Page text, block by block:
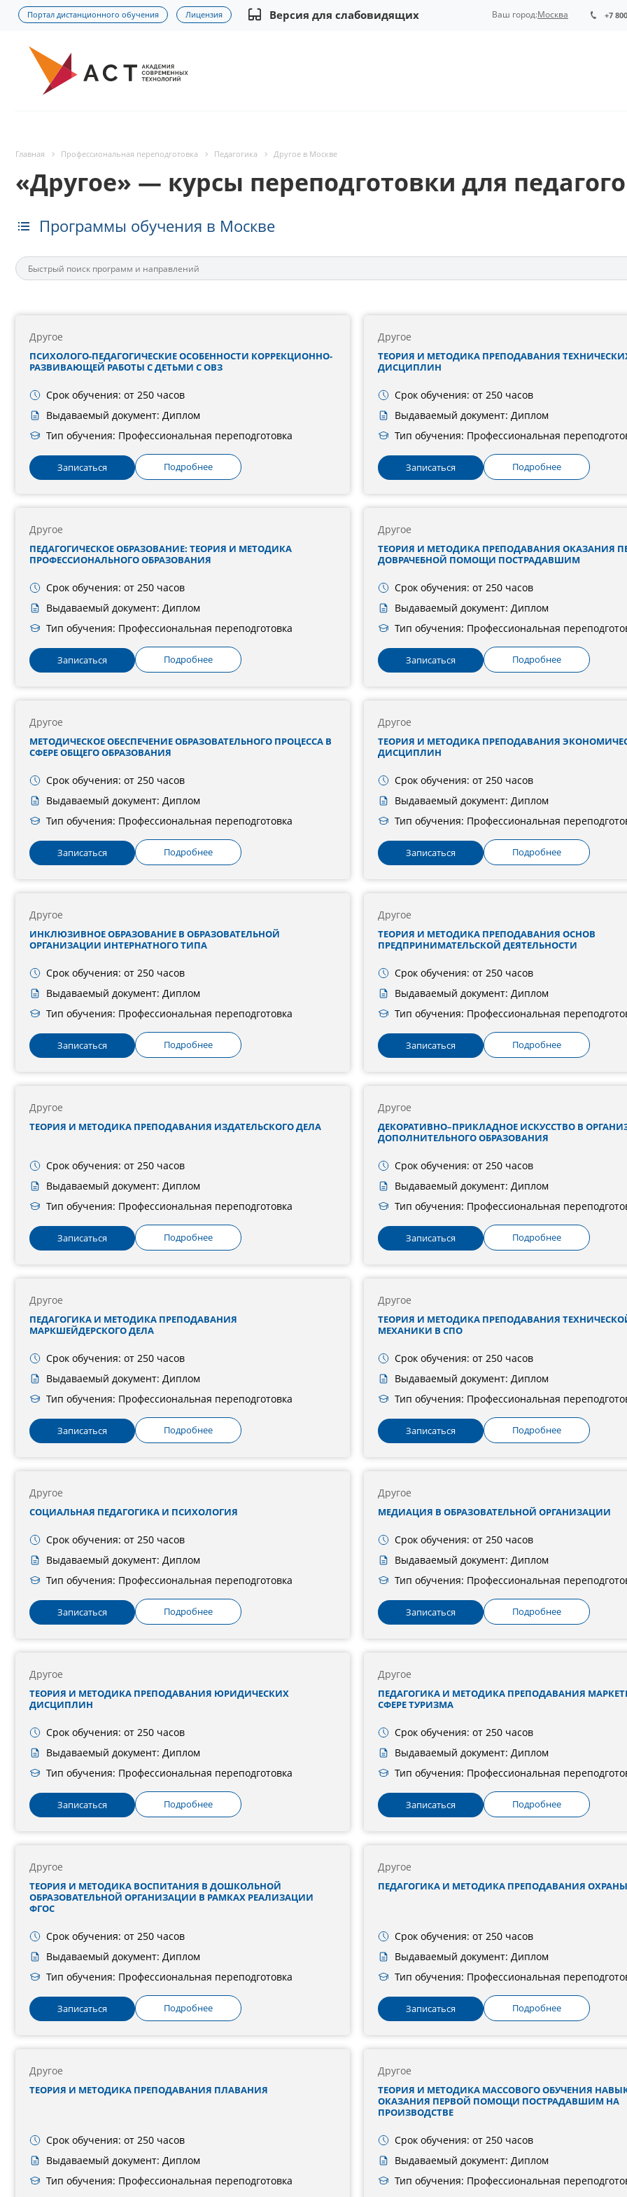
Портал дистанционного обучения Лицензия Версия для слабовидящих +7
Ваш город:Москва
Главная Профессиональная переподготовка Педагогика Другое в Москве
«Другое» — курсы переподготовки для
Программы обучения в Москве
Другое
ПСИХОЛОГО-ПЕДАГОГИЧЕСКИЕ ОСОБЕННОСТИ КОРРЕКЦИОННО-
РАЗВИВАЮЩЕЙ РАБОТЫ С ДЕТЬМИ С ОВЗ
Срок обучения: от 250 часов
Выдаваемый документ: Диплом
Тип обучения: Профессиональная переподготовка
Записаться Подробнее
Другое
ТЕОРИЯ И МЕТОДИКА ПРЕПОДАВАНИЯ
ДИСЦИПЛИН
Срок обучения: от 250 часов
Выдаваемый документ: Диплом
Тип обучения: Профессиональная
Записаться Подробнее
Другое
ПЕДАГОГИЧЕСКОЕ ОБРАЗОВАНИЕ: ТЕОРИЯ И МЕТОДИКА
ПРОФЕССИОНАЛЬНОГО ОБРАЗОВАНИЯ
Срок обучения: от 250 часов
Выдаваемый документ: Диплом
Тип обучения: Профессиональная переподготовка
Записаться Подробнее
Другое
ТЕОРИЯ И МЕТОДИКА ПРЕПОДАВАНИЯ ОКАЗАНИЯ
ДОВРАЧЕБНОЙ ПОМОЩИ ПОСТРАДАВШИМ
Срок обучения: от 250 часов
Выдаваемый документ: Диплом
Тип обучения: Профессиональная
Записаться Подробнее
Другое
МЕТОДИЧЕСКОЕ ОБЕСПЕЧЕНИЕ ОБРАЗОВАТЕЛЬНОГО ПРОЦЕССА В
СФЕРЕ ОБЩЕГО ОБРАЗОВАНИЯ
Срок обучения: от 250 часов
Выдаваемый документ: Диплом
Тип обучения: Профессиональная переподготовка
Записаться Подробнее
Другое
ТЕОРИЯ И МЕТОДИКА ПРЕПОДАВАНИЯ
ДИСЦИПЛИН
Срок обучения: от 250 часов
Выдаваемый документ: Диплом
Тип обучения: Профессиональная
Записаться Подробнее
Другое
ИНКЛЮЗИВНОЕ ОБРАЗОВАНИЕ В ОБРАЗОВАТЕЛЬНОЙ
ОРГАНИЗАЦИИ ИНТЕРНАТНОГО ТИПА
Срок обучения: от 250 часов
Выдаваемый документ: Диплом
Тип обучения: Профессиональная переподготовка
Записаться Подробнее
Другое
ТЕОРИЯ И МЕТОДИКА ПРЕПОДАВАНИЯ ОСНОВ
ПРЕДПРИНИМАТЕЛЬСКОЙ ДЕЯТЕЛЬНОСТИ
Срок обучения: от 250 часов
Выдаваемый документ: Диплом
Тип обучения: Профессиональная
Записаться Подробнее
Другое
ТЕОРИЯ И МЕТОДИКА ПРЕПОДАВАНИЯ ИЗДАТЕЛЬСКОГО ДЕЛА
Срок обучения: от 250 часов
Выдаваемый документ: Диплом
Тип обучения: Профессиональная переподготовка
Записаться Подробнее
Другое
ДЕКОРАТИВНО–ПРИКЛАДНОЕ ИСКУССТВО В
ДОПОЛНИТЕЛЬНОГО ОБРАЗОВАНИЯ
Срок обучения: от 250 часов
Выдаваемый документ: Диплом
Тип обучения: Профессиональная
Записаться Подробнее
Другое
ПЕДАГОГИКА И МЕТОДИКА ПРЕПОДАВАНИЯ
МАРКШЕЙДЕРСКОГО ДЕЛА
Срок обучения: от 250 часов
Выдаваемый документ: Диплом
Тип обучения: Профессиональная переподготовка
Записаться Подробнее
Другое
ТЕОРИЯ И МЕТОДИКА ПРЕПОДАВАНИЯ
МЕХАНИКИ В СПО
Срок обучения: от 250 часов
Выдаваемый документ: Диплом
Тип обучения: Профессиональная
Записаться Подробнее
Другое
СОЦИАЛЬНАЯ ПЕДАГОГИКА И ПСИХОЛОГИЯ
Срок обучения: от 250 часов
Выдаваемый документ: Диплом
Тип обучения: Профессиональная переподготовка
Записаться Подробнее
Другое
МЕДИАЦИЯ В ОБРАЗОВАТЕЛЬНОЙ ОРГАНИЗАЦИИ
Срок обучения: от 250 часов
Выдаваемый документ: Диплом
Тип обучения: Профессиональная
Записаться Подробнее
Другое
ТЕОРИЯ И МЕТОДИКА ПРЕПОДАВАНИЯ ЮРИДИЧЕСКИХ
ДИСЦИПЛИН
Срок обучения: от 250 часов
Выдаваемый документ: Диплом
Тип обучения: Профессиональная переподготовка
Записаться Подробнее
Другое
ПЕДАГОГИКА И МЕТОДИКА ПРЕПОДАВАНИЯ
СФЕРЕ ТУРИЗМА
Срок обучения: от 250 часов
Выдаваемый документ: Диплом
Тип обучения: Профессиональная
Записаться Подробнее
Другое
ТЕОРИЯ И МЕТОДИКА ВОСПИТАНИЯ В ДОШКОЛЬНОЙ
ОБРАЗОВАТЕЛЬНОЙ ОРГАНИЗАЦИИ В РАМКАХ РЕАЛИЗАЦИИ
ФГОС
Срок обучения: от 250 часов
Выдаваемый документ: Диплом
Тип обучения: Профессиональная переподготовка
Записаться Подробнее
Другое
ПЕДАГОГИКА И МЕТОДИКА ПРЕПОДАВАНИЯ ОХРАНЫ
Срок обучения: от 250 часов
Выдаваемый документ: Диплом
Тип обучения: Профессиональная
Записаться Подробнее
Другое
ТЕОРИЯ И МЕТОДИКА ПРЕПОДАВАНИЯ ПЛАВАНИЯ
Срок обучения: от 250 часов
Выдаваемый документ: Диплом
Тип обучения: Профессиональная переподготовка
Другое
ТЕОРИЯ И МЕТОДИКА МАССОВОГО ОБУЧЕНИЯ
ОКАЗАНИЯ ПЕРВОЙ ПОМОЩИ ПОСТРАДАВШИМ НА
ПРОИЗВОДСТВЕ
Срок обучения: от 250 часов
Выдаваемый документ: Диплом
Тип обучения: Профессиональная